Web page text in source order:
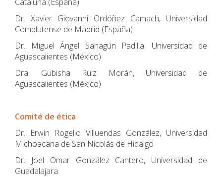
Dr. Xavier Giovanni Ordóñez Camach, Universidad
Complutense de Madrid (España)
Dr. Miguel Ángel Sahagún Padilla, Universidad de
Aguascalientes (México)
Dra. Gubisha Ruiz Morán, Universidad de
Aguascalientes (México)
Comité de ética
Dr. Erwin Rogelio Villuendas González, Universidad
Michoacana de San Nicolás de Hidalgo
Dr. Joel Omar González Cantero, Universidad de
Guadalajara